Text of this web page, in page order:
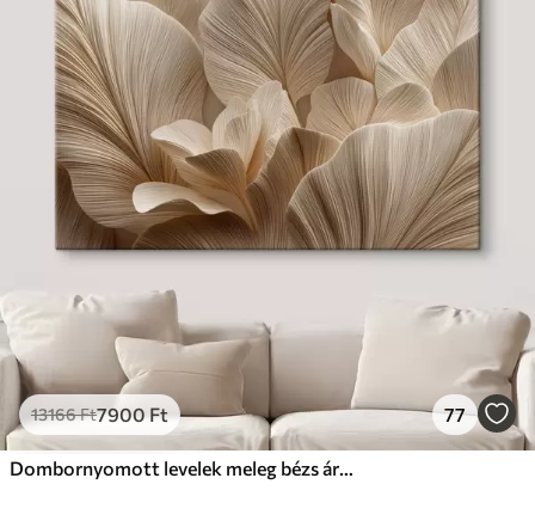
13166Ft7900 Ft 77
Dombornyomott levelek meleg bézs árnyalatokban